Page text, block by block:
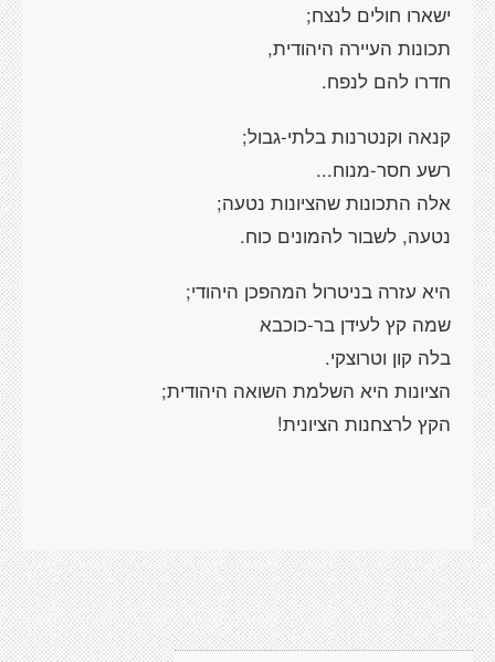
ישארו חולים לנצח;
תכונות העיירה היהודית,
חדרו להם לנפח.
קנאה וקנטרנות בלתי-גבול;
רשע חסר-מנוח...
אלה התכונות שהציונות נטעה;
נטעה, לשבור להמונים כוח.
היא עזרה בניטרול המהפכן היהודי;
שמה קץ לעידן בר-כוכבא
בלה קון וטרוצקי.
הציונות היא השלמת השואה היהודית;
הקץ לרצחנות הציונית!